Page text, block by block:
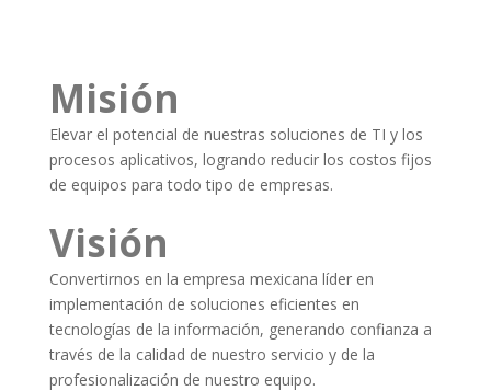
Misión
Elevar el potencial de nuestras soluciones de TI y los
procesos aplicativos, logrando reducir los costos fijos
de equipos para todo tipo de empresas.
Visión
Convertirnos en la empresa mexicana líder en
implementación de soluciones eficientes en
tecnologías de la información, generando confianza a
través de la calidad de nuestro servicio y de la
profesionalización de nuestro equipo.